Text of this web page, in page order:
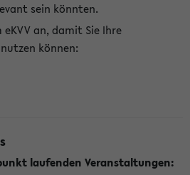
sein könnten.
an, damit Sie Ihre
können:
laufenden Veranstaltungen: